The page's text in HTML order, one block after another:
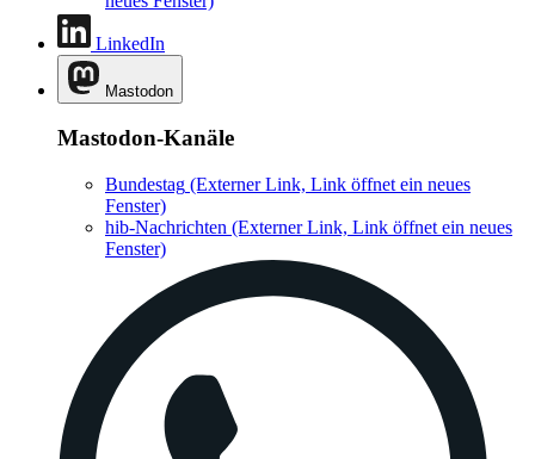
LinkedIn
Mastodon
Mastodon-Kanäle
Bundestag (Externer Link, Link öffnet ein neues
Fenster)
hib-Nachrichten (Externer Link, Link öffnet ein neues
Fenster)